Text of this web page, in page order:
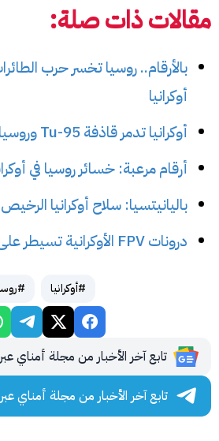
مقالات ذات صلة:
بالأرقام.. روسيا تخسر حرب
أوكرانيا
أوكرانيا تدمر قاذفة Tu-95 وروسيا لا تستطيع تعويضها
أرقام مرعبة: خسائر روسيا في
باليانيتسيا: سلاح أوكرانيا
درونات FPV الأوكرانية تسيطر على أجواء روسيا
#أوكرانيا
تابع آخر الأخبار من مجلة أمناي عبر Google News
تابع آخر الأخبار من مجلة أمناي عبر Telegram